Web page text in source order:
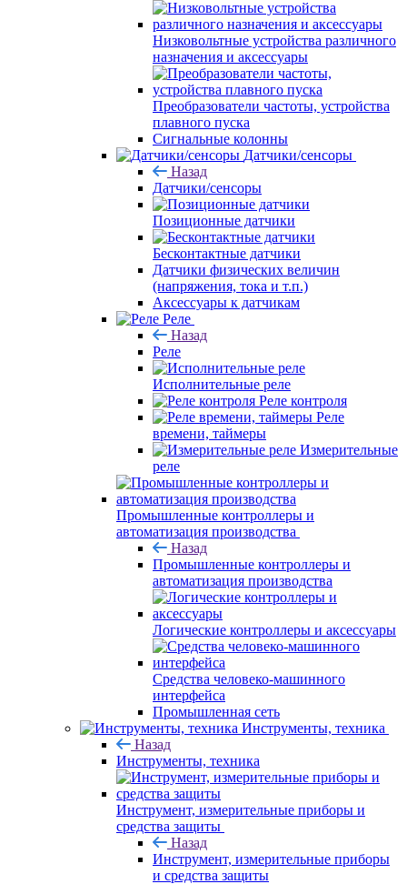
Низковольтные устройства различного
назначения и аксессуары
Преобразователи частоты, устройства
плавного пуска
Сигнальные колонны
Датчики/сенсоры
Назад
Датчики/сенсоры
Позиционные датчики
Бесконтактные датчики
Датчики физических величин
(напряжения, тока и т.п.)
Аксессуары к датчикам
Реле
Назад
Реле
Исполнительные реле
Реле контроля
Реле
времени, таймеры
Измерительные
реле
Промышленные контроллеры и
автоматизация производства
Назад
Промышленные контроллеры и
автоматизация производства
Логические контроллеры и аксессуары
Средства человеко-машинного
интерфейса
Промышленная сеть
Инструменты, техника
Назад
Инструменты, техника
Инструмент, измерительные приборы и
средства защиты
Назад
Инструмент, измерительные приборы
и средства защиты